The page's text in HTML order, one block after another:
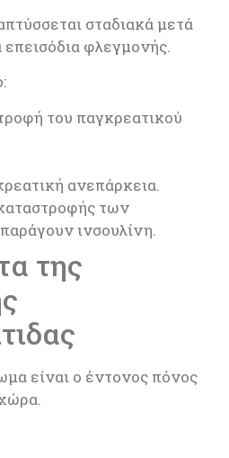
σταδιακά μετά
φλεγμονής.
του παγκρεατικού
ανεπάρκεια.
των
ινσουλίνη.
της
είναι ο έντονος πόνος